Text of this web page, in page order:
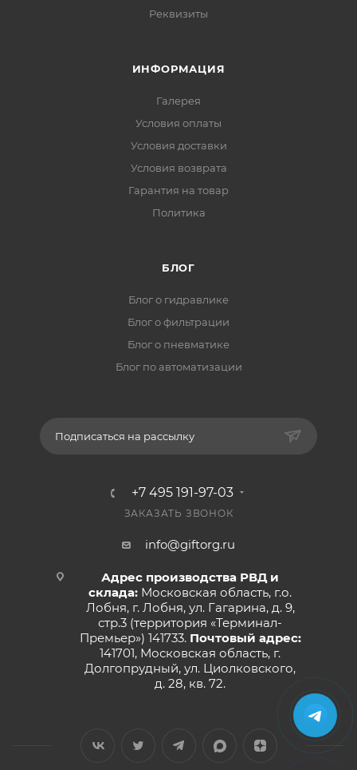
Реквизиты
ИНФОРМАЦИЯ
Галерея
Условия оплаты
Условия доставки
Условия возврата
Гарантия на товар
Политика
БЛОГ
Блог о гидравлике
Блог о фильтрации
Блог о пневматике
Блог по автоматизации
Подписаться на рассылку
+7 495 191-97-03
ЗАКАЗАТЬ ЗВОНОК
info@giftorg.ru
Адрес производства РВД и
склада: Московская область, г.о.
Лобня, г. Лобня, ул. Гагарина, д. 9,
стр.3 (территория «Терминал-
Премьер») 141733. Почтовый адрес:
141701, Московская область, г.
Долгопрудный, ул. Циолковского,
д. 28, кв. 72.